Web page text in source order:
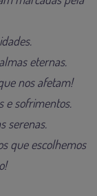
eternas.
nos afetam!
e sofrimentos.
serenas.
que escolhemos